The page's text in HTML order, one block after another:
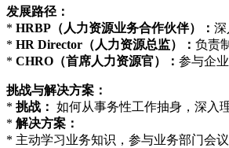
发展路径：
* HRBP（人力资源业务合作伙伴）： 深
* HR Director（人力资源总监）： 负责
* CHRO（首席人力资源官）： 参与企
挑战与解决方案：
* 挑战： 如何从事务性工作抽身，深入
* 解决方案：
* 主动学习业务知识，参与业务部门会